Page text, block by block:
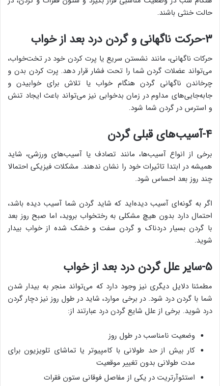
حالت خنثی باشند.
۳-حرکت ناگهانی و گردن درد بعد از خواب
حرکات ناگهانی، مانند نشستن سریع یا پرت کردن خود در تخت‌خواب،
می‌تواند عضلات گردن شما را تحت فشار قرار دهد. پرت کردن بدن و
چرخاندن ناگهانی گردن هنگام خواب یا تلاش برای خوابیدن و
جابه‌جایی‌های مداوم در زمان بدخوابی نیز می‌تواند باعث ایجاد تنش
و استرس در گردن شما شود.
۴-آسیب‌های قبلی گردن
برخی از انواع آسیب‌ها، مانند تصادف یا آسیب‌های ورزشی، شاید
همیشه در ابتدا تاثیرات خود را نشان ندهند. مشکلات فیزیکی احتمالا
چند روز بعد احساس شود.
اگر به گونه‌ای آسیب دیده‌اید که شاید گردن شما آسیب دیده باشد،
احتمال دارد بدون هیچ مشکلی به رختخواب بروید، اما صبح روز بعد
با گردن بسیار دردناک و گردن سفت و خشک شده از خواب بیدار
شوید.
۵-سایر علل گردن درد بعد از خواب
مطمئنا دلایل دیگری نیز وجود دارد که می‌تواند منجر به بیدار شدن
شما با گردن درد شود. در برخی موارد، شاید در طول روز نیز دچار گردن
درد شوید. برخی از علل شایع گردن درد عبارتند از:
وضعیت نامناسب در طول روز
کار بیش از حد طولانی با کامپیوتر یا تماشای تلویزیون برای
مدت طولانی بدون تغییر موقعیت
استئوآرتریت در یکی از مفاصل فوقانی ستون فقرات